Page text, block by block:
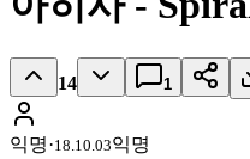
14 1
익명·18.10.03익명